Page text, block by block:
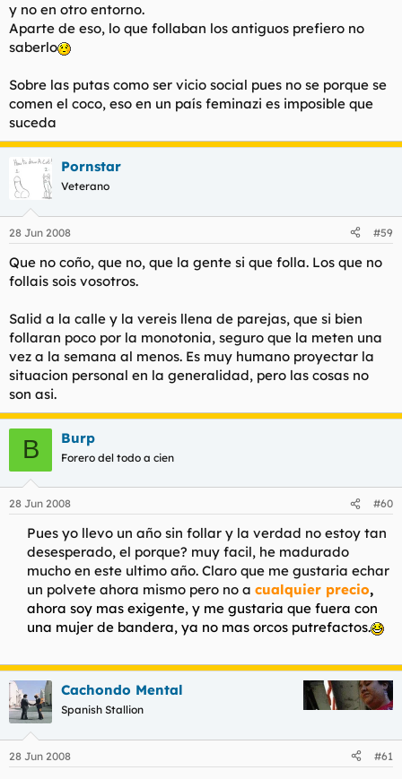
y no en otro entorno.
Aparte de eso, lo que follaban los antiguos prefiero no
saberlo
Sobre las putas como ser vicio social pues no se porque se
comen el coco, eso en un país feminazi es imposible que
suceda
Pornstar
Veterano
28 Jun 2008 #59
Que no coño, que no, que la gente si que folla. Los que no
follais sois vosotros.
Salid a la calle y la vereis llena de parejas, que si bien
follaran poco por la monotonia, seguro que la meten una
vez a la semana al menos. Es muy humano proyectar la
situacion personal en la generalidad, pero las cosas no
son asi.
B Burp
Forero del todo a cien
28 Jun 2008 #60
Pues yo llevo un año sin follar y la verdad no estoy tan
desesperado, el porque? muy facil, he madurado
mucho en este ultimo año. Claro que me gustaria echar
un polvete ahora mismo pero no a cualquier precio,
ahora soy mas exigente, y me gustaria que fuera con
una mujer de bandera, ya no mas orcos putrefactos.
Cachondo Mental
Spanish Stallion
28 Jun 2008 #61